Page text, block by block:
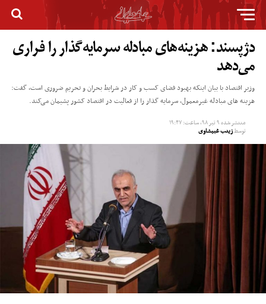
دژپسند: هزینه‌های مبادله سرمایه‌گذار را فراری
می‌دهد
وزیر اقتصاد با بیان اینکه بهبود فضای کسب و کار در شرایط بحران و تحریم ضروری است، گفت:
هزینه های مبادله غیرمعمول، سرمایه گذار را از فعالیت در اقتصاد کشور پشیمان می‌کند.
منتشر شده۹ تیر ۹۸, ساعت: ۱۹:۴۷
توسطزینب غبیشاوی